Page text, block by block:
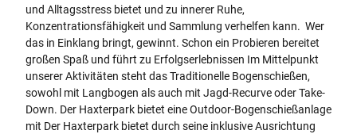
und Alltagsstress bietet und zu innerer Ruhe,
Konzentrationsfähigkeit und Sammlung verhelfen kann. Wer
das in Einklang bringt, gewinnt. Schon ein Probieren bereitet
großen Spaß und führt zu Erfolgserlebnissen Im Mittelpunkt
unserer Aktivitäten steht das Traditionelle Bogenschießen,
sowohl mit Langbogen als auch mit Jagd-Recurve oder Take-
Down. Der Haxterpark bietet eine Outdoor-Bogenschießanlage
mit Der Haxterpark bietet durch seine inklusive Ausrichtung